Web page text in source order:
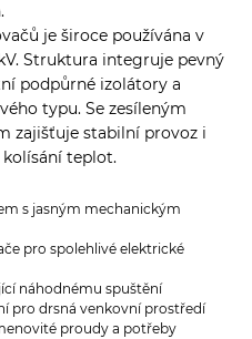
je široce používána v
Struktura integruje pevný
podpůrné izolátory a
typu. Se zesíleným
zajišťuje stabilní provoz i
teplot.
s jasným mechanickým
pro spolehlivé elektrické
náhodnému spuštění
pro drsná venkovní prostředí
proudy a potřeby